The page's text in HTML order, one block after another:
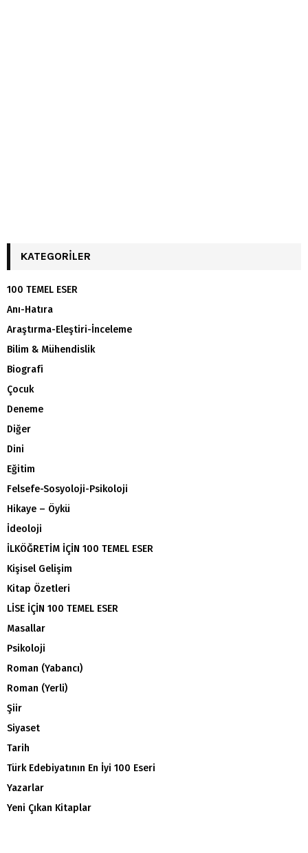
KATEGORILER
100 TEMEL ESER
Anı-Hatıra
Araştırma-Eleştiri-İnceleme
Bilim & Mühendislik
Biografi
Çocuk
Deneme
Diğer
Dini
Eğitim
Felsefe-Sosyoloji-Psikoloji
Hikaye – Öykü
İdeoloji
İLKÖĞRETİM İÇİN 100 TEMEL ESER
Kişisel Gelişim
Kitap Özetleri
LİSE İÇİN 100 TEMEL ESER
Masallar
Psikoloji
Roman (Yabancı)
Roman (Yerli)
Şiir
Siyaset
Tarih
Türk Edebiyatının En İyi 100 Eseri
Yazarlar
Yeni Çıkan Kitaplar